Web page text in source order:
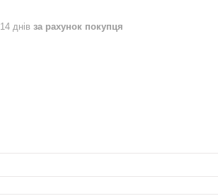
днів за рахунок покупця